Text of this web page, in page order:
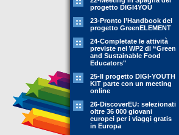
progetto DIGI4YOU
23-Pronto l’Handbook del
progetto GreenELEMENT
24-Completate le attività
previste nel WP2 di “Green
and Sustainable Food
Educators"
25-Il progetto DIGI-YOUTH
KIT parte con un meeting
online
26-DiscoverEU: selezionati
oltre 36 000 giovani
europei per i viaggi gratis
in Europa